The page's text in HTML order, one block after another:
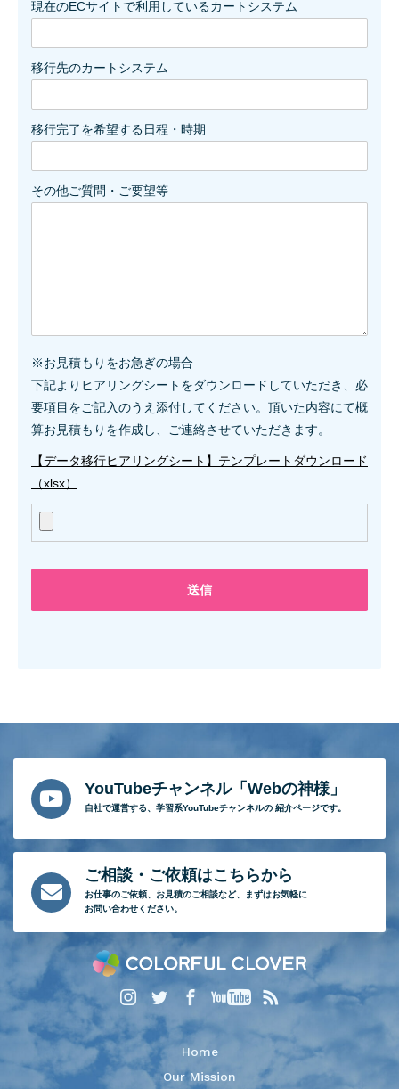
現在のECサイトで利用しているカートシステム
移行先のカートシステム
移行完了を希望する日程・時期
その他ご質問・ご要望等
※お見積もりをお急ぎの場合
下記よりヒアリングシートをダウンロードしていただき、必
要項目をご記入のうえ添付してください。頂いた内容にて概
算お見積もりを作成し、ご連絡させていただきます。
【データ移行ヒアリングシート】テンプレートダウンロード
（xlsx）
YouTubeチャンネル「Webの神様」
自社で運営する、 学習系YouTubeチャンネルの 紹介ページです。
ご相談・ご依頼はこちらから
お仕事のご依頼、 お見積のご相談など、
まずはお気軽に
お問い合わせください。
Home
Our Mission